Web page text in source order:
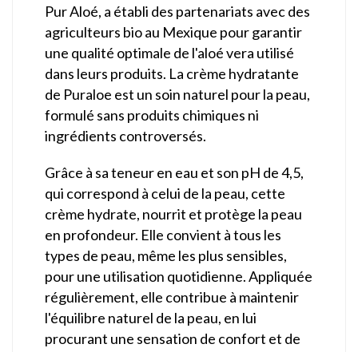
Pur Aloé, a établi des partenariats avec des
agriculteurs bio au Mexique pour garantir
une qualité optimale de l'aloé vera utilisé
dans leurs produits. La crème hydratante
de Puraloe est un soin naturel pour la peau,
formulé sans produits chimiques ni
ingrédients controversés.
Grâce à sa teneur en eau et son pH de 4,5,
qui correspond à celui de la peau, cette
crème hydrate, nourrit et protège la peau
en profondeur. Elle convient à tous les
types de peau, même les plus sensibles,
pour une utilisation quotidienne. Appliquée
régulièrement, elle contribue à maintenir
l'équilibre naturel de la peau, en lui
procurant une sensation de confort et de